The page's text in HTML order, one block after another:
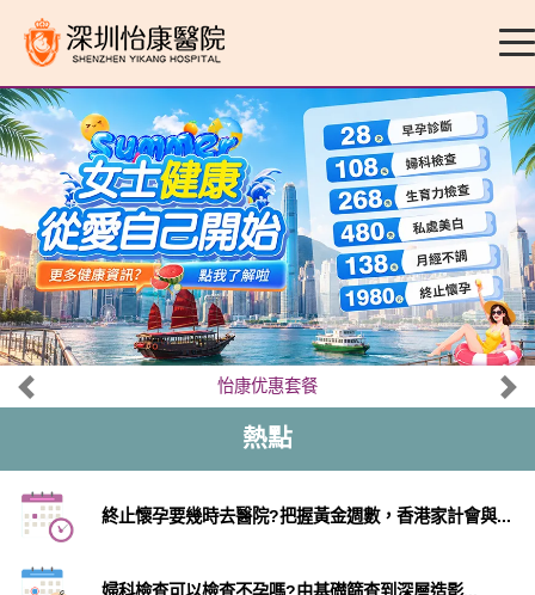
怡康优惠套餐
熱點
終止懷孕要幾時去醫院?把握黃金週數，香港家計會與...